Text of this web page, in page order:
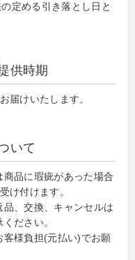
定める引き落とし日と
供時期
届けいたします。
いて
商品に瑕疵があった場合
け付けます。
品、交換、キャンセルは
ださい。
客様負担(元払い)でお願